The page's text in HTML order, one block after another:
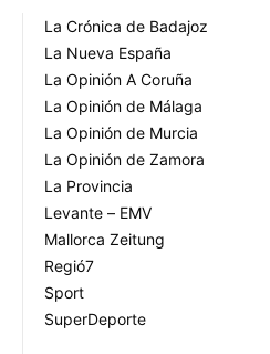
La Crónica de Badajoz
La Nueva España
La Opinión A Coruña
La Opinión de Málaga
La Opinión de Murcia
La Opinión de Zamora
La Provincia
Levante – EMV
Mallorca Zeitung
Regió7
Sport
SuperDeporte